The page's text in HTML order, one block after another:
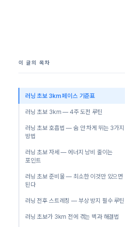
이 글의 목차
러닝 초보 3km 페이스 기준표
러닝 초보 3km — 4주 도전 루틴
러닝 초보 호흡법 — 숨 안 차게 뛰는 3가지
방법
러닝 초보 자세 — 에너지 낭비 줄이는
포인트
러닝 초보 준비물 — 최소한 이것만 있으면
된다
러닝 전후 스트레칭 — 부상 방지 필수 루틴
러닝 초보가 3km 전에 겪는 벽과 해결법